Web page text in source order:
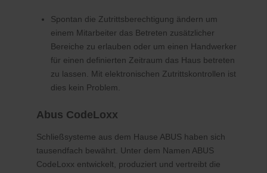
Spontan die Zutrittsberechtigung ändern um
einem Mitarbeiter das Betreten zusätzlicher
Bereiche zu erlauben oder um einen Handwerker
für einen definierten Zeitraum das Haus betreten
zu lassen. Mit elektronischen Zutrittskontrollen ist
dies kein Problem.
Abus CodeLoxx
Schließsysteme aus dem Hause ABUS haben sich
tausendfach bewährt. Unter dem Namen ABUS
CodeLoxx entwickelt, produziert und vertreibt die